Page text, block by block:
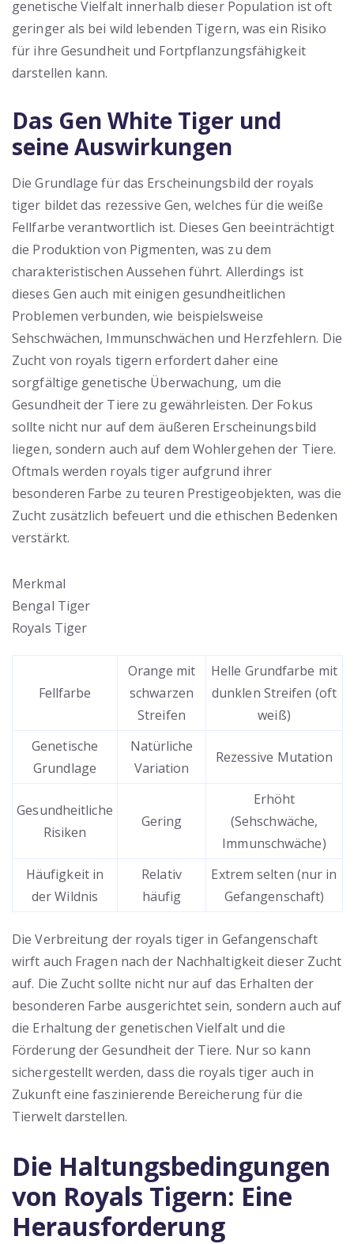
genetische Vielfalt innerhalb dieser Population ist oft
geringer als bei wild lebenden Tigern, was ein Risiko
für ihre Gesundheit und Fortpflanzungsfähigkeit
darstellen kann.
Das Gen White Tiger und
seine Auswirkungen
Die Grundlage für das Erscheinungsbild der royals
tiger bildet das rezessive Gen, welches für die weiße
Fellfarbe verantwortlich ist. Dieses Gen beeinträchtigt
die Produktion von Pigmenten, was zu dem
charakteristischen Aussehen führt. Allerdings ist
dieses Gen auch mit einigen gesundheitlichen
Problemen verbunden, wie beispielsweise
Sehschwächen, Immunschwächen und Herzfehlern. Die
Zucht von royals tigern erfordert daher eine
sorgfältige genetische Überwachung, um die
Gesundheit der Tiere zu gewährleisten. Der Fokus
sollte nicht nur auf dem äußeren Erscheinungsbild
liegen, sondern auch auf dem Wohlergehen der Tiere.
Oftmals werden royals tiger aufgrund ihrer
besonderen Farbe zu teuren Prestigeobjekten, was die
Zucht zusätzlich befeuert und die ethischen Bedenken
verstärkt.
Merkmal
Bengal Tiger
Royals Tiger
Fellfarbe
Orange mit
schwarzen
Streifen
Helle Grundfarbe mit
dunklen Streifen (oft
weiß)
Genetische
Grundlage
Natürliche
Variation
Rezessive Mutation
Gesundheitliche
Risiken
Gering
Erhöht
(Sehschwäche,
Immunschwäche)
Häufigkeit in
der Wildnis
Relativ
häufig
Extrem selten (nur in
Gefangenschaft)
Die Verbreitung der royals tiger in Gefangenschaft
wirft auch Fragen nach der Nachhaltigkeit dieser Zucht
auf. Die Zucht sollte nicht nur auf das Erhalten der
besonderen Farbe ausgerichtet sein, sondern auch auf
die Erhaltung der genetischen Vielfalt und die
Förderung der Gesundheit der Tiere. Nur so kann
sichergestellt werden, dass die royals tiger auch in
Zukunft eine faszinierende Bereicherung für die
Tierwelt darstellen.
Die Haltungsbedingungen
von Royals Tigern: Eine
Herausforderung